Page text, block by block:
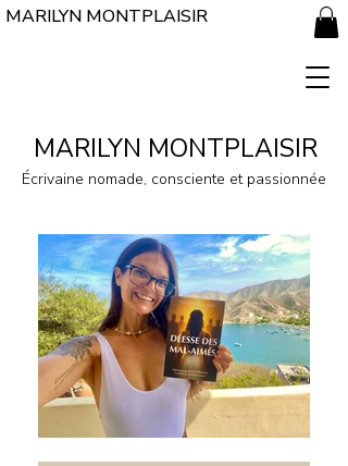
MARILYN MONTPLAISIR
MARILYN MONTPLAISIR
Écrivaine nomade, consciente et passionnée